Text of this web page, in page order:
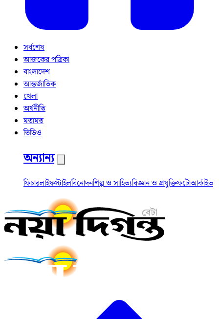
সর্বশেষ
আজকের পত্রিকা
বাংলাদেশ
আন্তর্জাতিক
খেলা
অর্থনীতি
মতামত
ভিডিও
অন্যান্য
ফিচারলাইফস্টাইলবিনোদনশিল্প ও সাহিত্যবিজ্ঞান ও প্রযুক্তিফটোআর্কাইভ